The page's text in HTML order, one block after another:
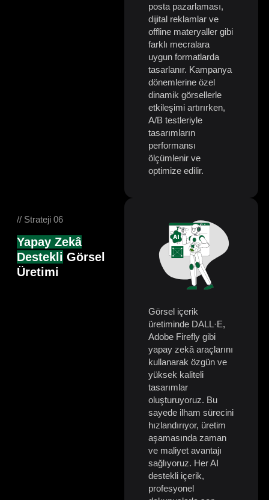
posta pazarlaması,
dijital reklamlar ve
offline materyaller gibi
farklı mecralara
uygun formatlarda
tasarlanır. Kampanya
dönemlerine özel
dinamik görsellerle
etkileşimi artırırken,
A/B testleriyle
tasarımların
performansı
ölçümlenir ve
optimize edilir.
// Strateji 06
Yapay Zekâ
Destekli Görsel
Üretimi
Görsel içerik
üretiminde DALL·E,
Adobe Firefly gibi
yapay zekâ araçlarını
kullanarak özgün ve
yüksek kaliteli
tasarımlar
oluşturuyoruz. Bu
sayede ilham sürecini
hızlandırıyor, üretim
aşamasında zaman
ve maliyet avantajı
sağlıyoruz. Her AI
destekli içerik,
profesyonel